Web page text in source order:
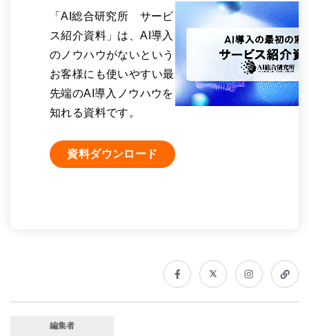
「AI総合研究所 サービ
ス紹介資料」は、AI導入
のノウハウがないという
お客様にも使いやすい最
先端のAI導入ノウハウを
知れる資料です。
資料ダウンロード
編集者